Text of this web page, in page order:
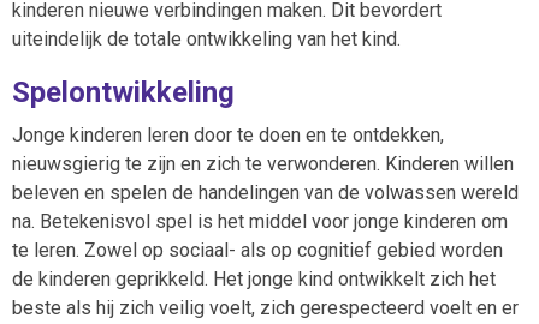
kinderen nieuwe verbindingen maken. Dit bevordert
uiteindelijk de totale ontwikkeling van het kind.
Spelontwikkeling
Jonge kinderen leren door te doen en te ontdekken,
nieuwsgierig te zijn en zich te verwonderen. Kinderen willen
beleven en spelen de handelingen van de volwassen wereld
na. Betekenisvol spel is het middel voor jonge kinderen om
te leren. Zowel op sociaal- als op cognitief gebied worden
de kinderen geprikkeld. Het jonge kind ontwikkelt zich het
beste als hij zich veilig voelt, zich gerespecteerd voelt en er